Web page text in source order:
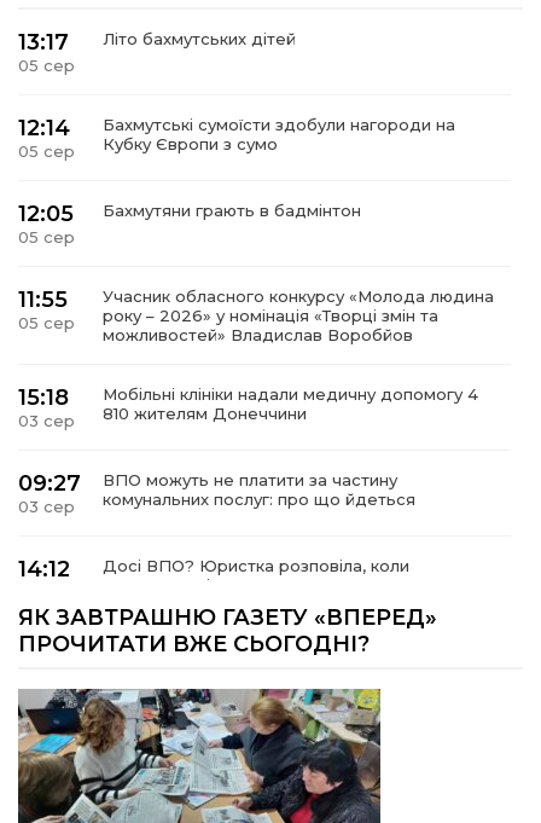
13:17
05 сер
Літо бахмутських дітей
12:14
05 сер
Бахмутські сумоїсти здобули нагороди на
Кубку Європи з сумо
12:05
05 сер
Бахмутяни грають в бадмінтон
11:55
05 сер
Учасник обласного конкурсу «Молода людина
року – 2026» у номінація «Творці змін та
можливостей» Владислав Воробйов
15:18
03 сер
Мобільні клініки надали медичну допомогу 4
810 жителям Донеччини
09:27
03 сер
ВПО можуть не платити за частину
комунальних послуг: про що йдеться
14:12
Досі ВПО? Юристка розповіла, коли
переселенці втрачають виплати та статус
внутрішньо переміщеної особи
01 сер
Аліна Кулик
15:58
31 лип
Літо в Жовтих Водах
ЯК ЗАВТРАШНЮ ГАЗЕТУ «ВПЕРЕД»
ПРОЧИТАТИ ВЖЕ СЬОГОДНІ?